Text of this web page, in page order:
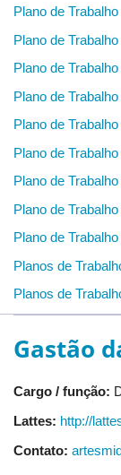
Plano de
Plano de
Plano de
Plano de
Plano de
Plano de
Plano de
Plano de
Plano de
Planos de
Planos de
Gastão
Cargo / função:
Lattes: http://
Contato: